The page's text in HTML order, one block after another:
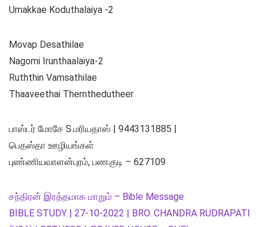
Umakkae Koduthalaiya -2
Movap Desathilae
Nagomi Irunthaalaiya-2
Ruththin Vamsathilae
Thaaveethai Thernthedutheer
பாஸ்டர் மோசே S.மரியதாஸ் | 9443131885 |
பெதஸ்தா ஊழியங்கள்
புண்ணியவாளன்புரம், பணகுடி – 627109
சந்திரன் இரத்தமாக மாறும் – Bible Message
BIBLE STUDY | 27-10-2022 | BRO. CHANDRA RUDRAPATI